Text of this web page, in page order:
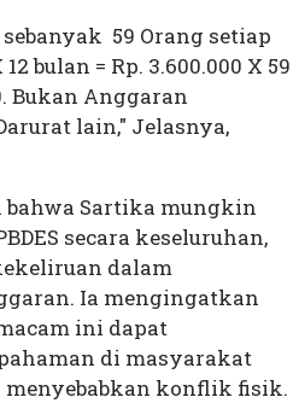
59 Orang setiap
bulan = Rp. 3.600.000 X 59
Bukan Anggaran
lain," Jelasnya,
Sartika mungkin
secara keseluruhan,
dalam
Ia mengingatkan
ini dapat
di masyarakat
menyebabkan konflik fisik.